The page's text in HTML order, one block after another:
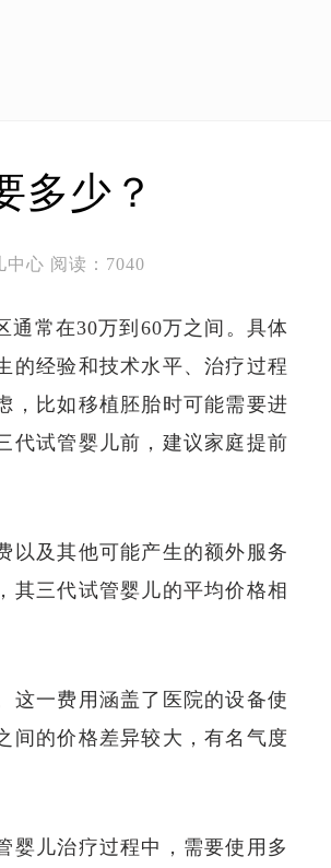
多少？
中心 阅读：7040
通常在30万到60万之间。具体
的经验和技术水平、治疗过程
，比如移植胚胎时可能需要进
代试管婴儿前，建议家庭提前
以及其他可能产生的额外服务
其三代试管婴儿的平均价格相
这一费用涵盖了医院的设备使
间的价格差异较大，有名气度
婴儿治疗过程中，需要使用多